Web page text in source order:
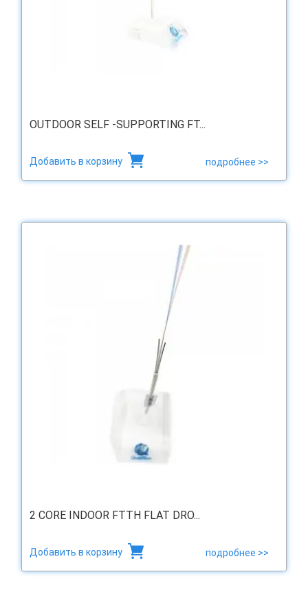
OUTDOOR SELF -SUPPORTING FT...
Добавить в корзину подробнее >>
2 CORE INDOOR FTTH FLAT DRO...
Добавить в корзину подробнее >>